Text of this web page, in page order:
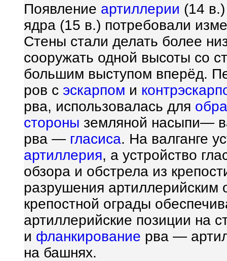
Появление артиллерии (14
ядра (15 в.) потребовали
Стены стали делать более
сооружать одной высоты со
большим выступом вперёд.
ров с эскарпом и
рва, использовалась для
стороны земляной насыпи—
рва — гласиса. На валганге
артиллерия, а устройство
обзора и обстрела из
разрушения артиллерийским
крепостной ограды
артиллерийские позиции на
и фланкирование рва —
на башнях.